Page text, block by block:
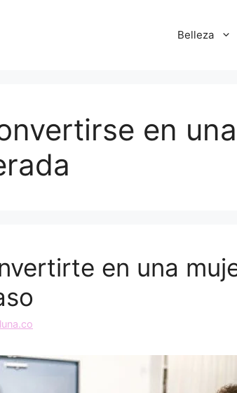
Belleza
en
en una